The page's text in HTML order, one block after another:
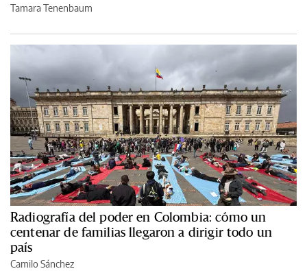
Tamara Tenenbaum
Radiografía del poder en Colombia: cómo un
centenar de familias llegaron a dirigir todo un
país
Camilo Sánchez